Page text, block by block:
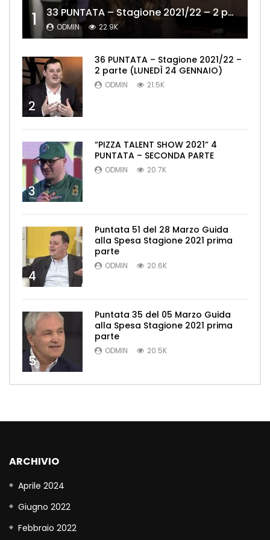
1 33 PUNTATA – Stagione 2021/22 – 2 parte (MERCOLEDÌ 19 GENNAIO)
ODMIN 22.9K
2
36 PUNTATA – Stagione 2021/22 –
2 parte (LUNEDÌ 24 GENNAIO)
ODMIN 21.5K
3
“PIZZA TALENT SHOW 2021” 4
PUNTATA – SECONDA PARTE
ODMIN 20.7K
4
Puntata 51 del 28 Marzo Guida
alla Spesa Stagione 2021 prima
parte
ODMIN 20.6K
5
Puntata 35 del 05 Marzo Guida
alla Spesa Stagione 2021 prima
parte
ODMIN 20.5K
ARCHIVIO
Aprile 2024
Giugno 2022
Febbraio 2022